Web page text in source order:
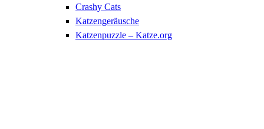
Crashy Cats
Katzengeräusche
Katzenpuzzle – Katze.org